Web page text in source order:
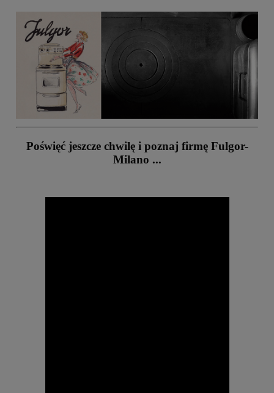
Poświęć jeszcze chwilę i poznaj firmę Fulgor-
Milano ...